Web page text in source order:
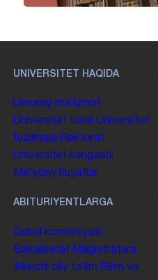
UNIVERSITET HAQIDA
Umumiy maʼlumot
Universitet tarixi Universitet
tuzilmasi
Rektorat
Universitet kengashi
Me'yoriy hujjatlar
ABITURIYENTLARGA
Qabul komissiyasi
Bakalavriat Magistratura
Ikkinchi oliy taʼlim Bilim va